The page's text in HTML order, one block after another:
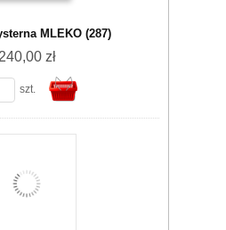
MLEKO (287)
240,00 zł
szt.